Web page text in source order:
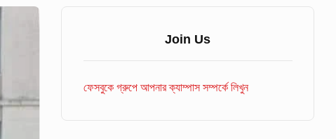
Join Us
ফেসবুকে গ্রুপে আপনার ক্যাম্পাস সম্পর্কে লিখুন